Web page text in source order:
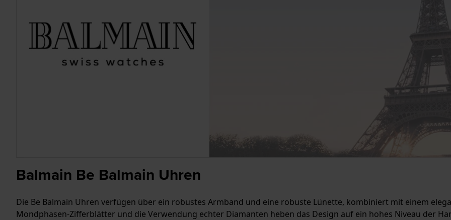
Balmain Be Balmain Uhren
Die Be Balmain Uhren verfügen über ein robustes Armband und eine robuste Lünette, kombiniert mit einem
Mondphasen-Zifferblätter und die Verwendung echter Diamanten heben das Design auf ein hohes Niveau der